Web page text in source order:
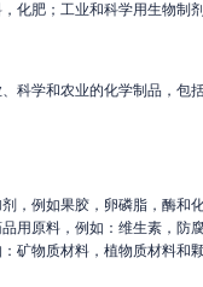
化肥；工业和科学用生物制
科学和农业的化学制品，包
，例如果胶，卵磷脂，酶和
用原料，例如：维生素，防
矿物质材料，植物质材料和